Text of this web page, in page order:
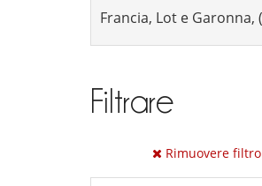
Filtrare
Rimuovere filtro